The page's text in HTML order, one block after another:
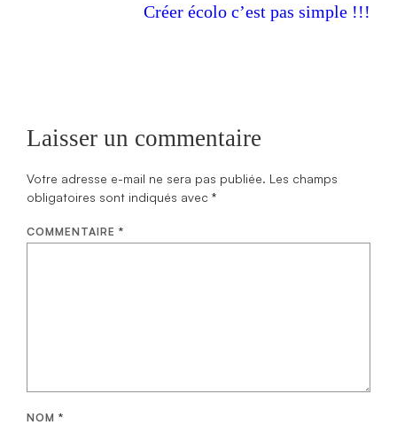
Créer écolo c’est pas simple !!!
Laisser un commentaire
Votre adresse e-mail ne sera pas publiée. Les champs
obligatoires sont indiqués avec *
COMMENTAIRE *
NOM *